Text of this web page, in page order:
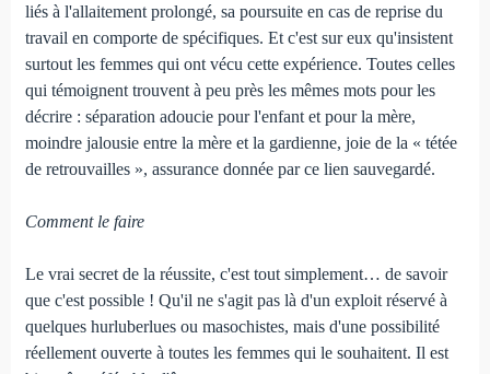
liés à l'allaitement prolongé, sa poursuite en cas de reprise du
travail en comporte de spécifiques. Et c'est sur eux qu'insistent
surtout les femmes qui ont vécu cette expérience. Toutes celles
qui témoignent trouvent à peu près les mêmes mots pour les
décrire : séparation adoucie pour l'enfant et pour la mère,
moindre jalousie entre la mère et la gardienne, joie de la « tétée
de retrouvailles », assurance donnée par ce lien sauvegardé.
Comment le faire
Le vrai secret de la réussite, c'est tout simplement… de savoir
que c'est possible ! Qu'il ne s'agit pas là d'un exploit réservé à
quelques hurluberlues ou masochistes, mais d'une possibilité
réellement ouverte à toutes les femmes qui le souhaitent. Il est